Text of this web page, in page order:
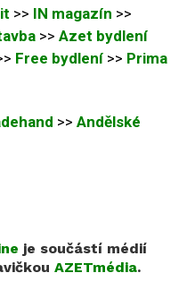
>> IN magazín >>
>> Azet bydlení
Free bydlení >> Prima
>> Andělské
je součástí médií
AZETmédia.